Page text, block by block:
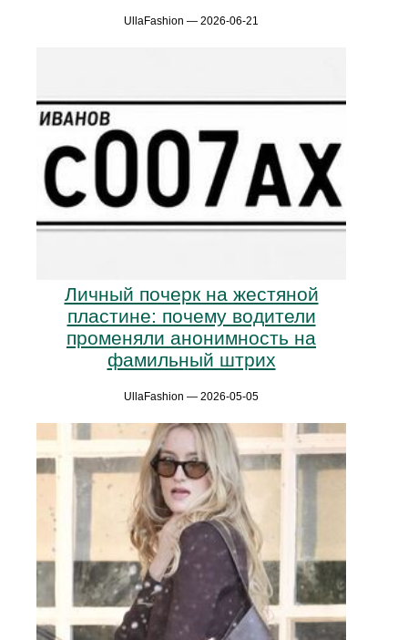
UllaFashion — 2026-06-21
Личный почерк на жестяной
пластине: почему водители
променяли анонимность на
фамильный штрих
UllaFashion — 2026-05-05